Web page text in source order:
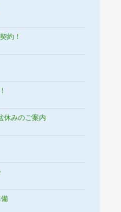
約！
休みのご案内